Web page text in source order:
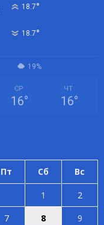
18.7°
18.7°
19%
СР
16°
ЧТ
16°
Пт Сб Вс
1
2
7 8
9